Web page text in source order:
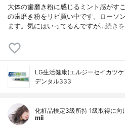
大体の歯磨き粉に感じるミント感がす
の歯磨き粉をリピ買い中です。ローソ
ます。気にはいってるんですが…続き
LG生活健康(エルジーセイカツ
デンタル333
化粧品検定3級所持 1級取得に向
mii